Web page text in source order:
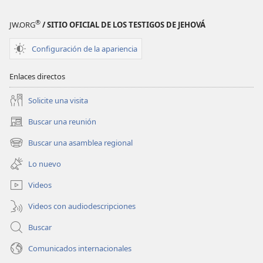
(revisión(revisión
JW.ORG® / SITIO OFICIAL DE LOS TESTIGOS DE JEHOVÁ
Configuración de la apariencia
Enlaces directos
Solicite una visita
Buscar una reunión
(abre
una
nueva
ventana)
Buscar una asamblea regional
(abre
una
nueva
ventana)
Lo nuevo
Videos
Videos con audiodescripciones
Buscar
Comunicados internacionales